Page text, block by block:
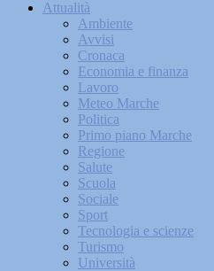
Attualità
Ambiente
Avvisi
Cronaca
Economia e finanza
Lavoro
Meteo Marche
Politica
Primo piano Marche
Regione
Salute
Scuola
Sociale
Sport
Tecnologia e scienze
Turismo
Università